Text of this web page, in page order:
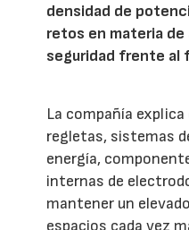
densidad de
retos en materia
seguridad frente al
La compañía
regletas, sistemas
energía,
internas de
mantener un
espacios cada vez